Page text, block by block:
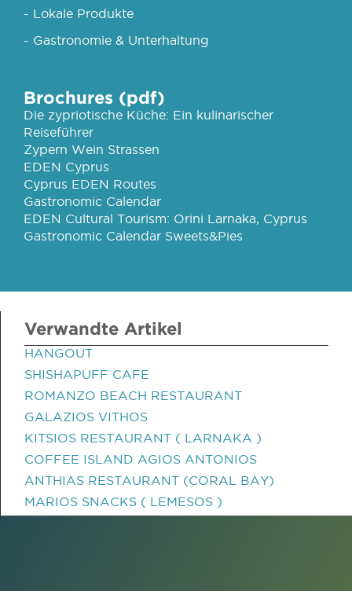
- Lokale Produkte
- Gastronomie & Unterhaltung
Brochures (pdf)
Die zypriotische Küche: Ein kulinarischer
Reiseführer
Zypern Wein Strassen
EDEN Cyprus
Cyprus EDEN Routes
Gastronomic Calendar
EDEN Cultural Tourism: Orini Larnaka, Cyprus
Gastronomic Calendar Sweets&Pies
Verwandte Artikel
HANGOUT
SHISHAPUFF CAFE
ROMANZO BEACH RESTAURANT
GALAZIOS VITHOS
KITSIOS RESTAURANT ( LARNAKA )
COFFEE ISLAND AGIOS ANTONIOS
ANTHIAS RESTAURANT (CORAL BAY)
MARIOS SNACKS ( LEMESOS )